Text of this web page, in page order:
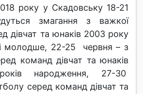
року у Скадовську 18-21
змагання з важкої
дівчат та юнаків 2003 року
молодше, 22-25 червня – з
команд дівчат та юнаків
народження, 27-30
серед команд дівчат та